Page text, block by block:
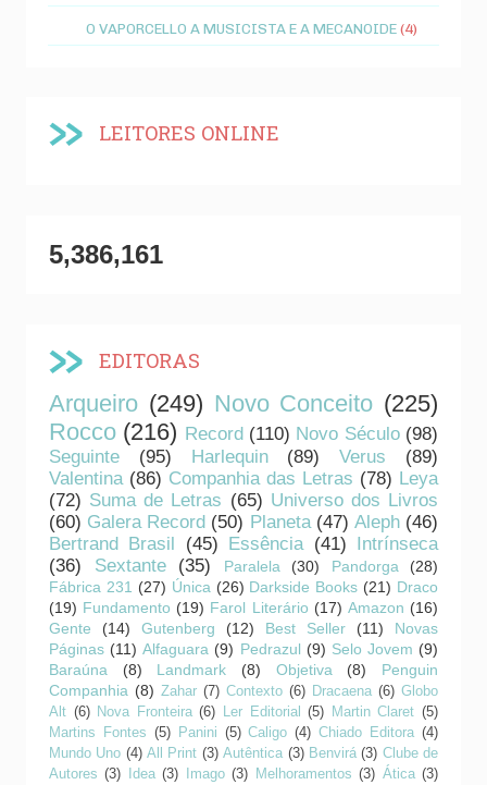
O VAPORCELLO A MUSICISTA E A MECANOIDE(4)
LEITORES ONLINE
5,386,161
EDITORAS
Arqueiro (249) Novo Conceito (225)
Rocco (216) Record (110) Novo Século (98)
Seguinte
(95) Harlequin (89) Verus
(89)
Valentina (86) Companhia das Letras (78) Leya
(72) Suma de Letras (65) Universo dos Livros
(60) Galera Record (50) Planeta (47) Aleph (46)
Bertrand Brasil
(45) Essência (41) Intrínseca
(36)
Sextante (35) Paralela (30) Pandorga
(28)
Fábrica 231 (27) Única (26) Darkside Books (21) Draco
(19) Fundamento (19) Farol Literário (17) Amazon (16)
Gente
(14) Gutenberg (12) Best Seller (11)
Novas
Páginas (11) Alfaguara (9) Pedrazul (9) Selo Jovem (9)
Baraúna
(8) Landmark (8) Objetiva (8)
Penguin
Companhia (8) Zahar (7) Contexto (6) Dracaena (6) Globo
Alt (6) Nova Fronteira (6) Ler Editorial (5) Martin Claret (5)
Martins Fontes (5) Panini (5) Caligo (4) Chiado Editora (4)
Mundo Uno (4) All Print (3) Autêntica (3) Benvirá (3) Clube de
Autores (3) Idea (3) Imago (3) Melhoramentos (3) Ática (3)